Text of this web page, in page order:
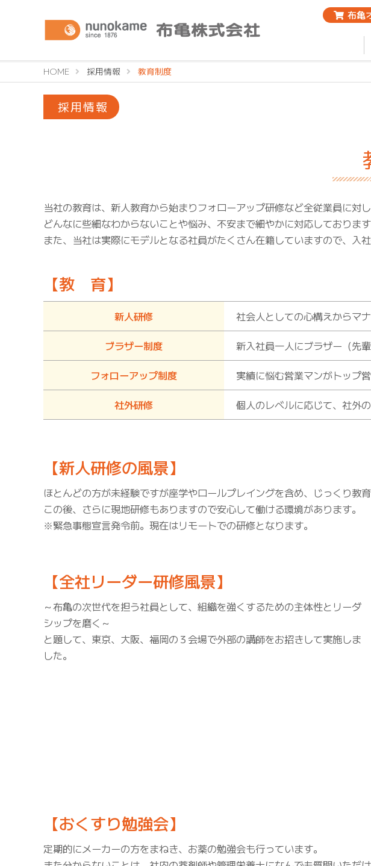
布亀
HOME 採用情報 教育制度
採用情報
当社の教育は、新人教育から始まりフォローアップ研修など全従業員に対し
どんなに些細なわからないことや悩み、不安まで細やかに対応しており
また、当社は実際にモデルとなる社員がたくさん在籍していますので、入
【教 育】
新人研修 社会人としての心構えからマ
ブラザー制度 新入社員一人にブラザー（先
フォローアップ制度 実績に悩む営業マンがトップ
社外研修 個人のレベルに応じて、社外
【新人研修の風景】
ほとんどの方が未経験ですが座学やロールプレイングを含め、じっくり教育
この後、さらに現地研修もありますので安心して働ける環境があります。
※緊急事態宣言発令前。現在はリモートでの研修となります。
【全社リーダー研修風景】
～布亀の次世代を担う社員として、組織を強くするための主体性とリーダ
シップを磨く～
と題して、東京、大阪、福岡の３会場で外部の講師をお招きして実施しま
した。
【おくすり勉強会】
定期的にメーカーの方をまねき、お薬の勉強会も行っています。